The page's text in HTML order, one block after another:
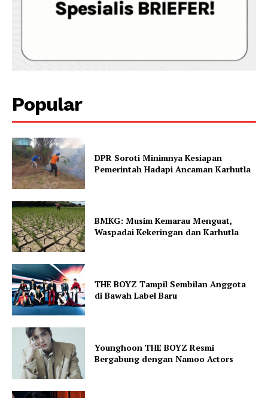
Popular
DPR Soroti Minimnya Kesiapan
Pemerintah Hadapi Ancaman Karhutla
BMKG: Musim Kemarau Menguat,
Waspadai Kekeringan dan Karhutla
THE BOYZ Tampil Sembilan Anggota
di Bawah Label Baru
Younghoon THE BOYZ Resmi
Bergabung dengan Namoo Actors